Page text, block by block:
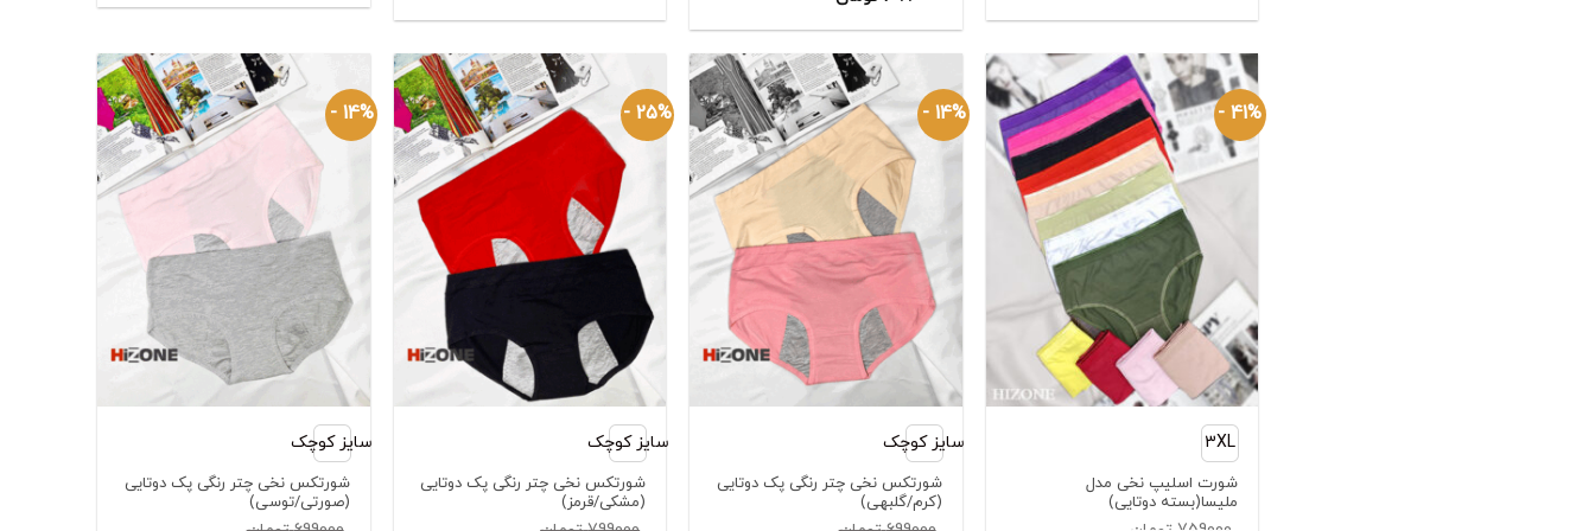
699000 تومان فعلی: 599000 تومان فعلی: 799000 تومان فعلی:
899000 تومان فعلی:
41% -
3XL
شورت اسلیپ نخی مدل
ملیسا(بسته دوتایی)
14% -
سایز کوچک
شورتکس نخی چتر رنگی پک دوتایی
(کرم/گلبهی)
25% -
سایز کوچک
شورتکس نخی چتر رنگی پک دوتایی
(مشکی/قرمز)
14% -
سایز کوچک
شورتکس نخی چتر رنگی پک دوتایی
(صورتی/توسی)